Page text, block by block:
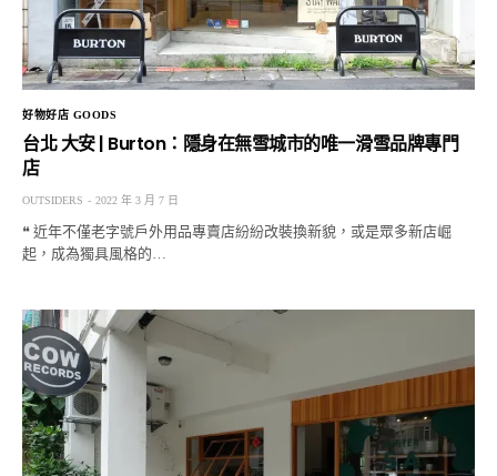
好物好店 GOODS
台北 大安 | Burton：隱身在無雪城市的唯一滑雪品牌專門
店
OUTSIDERS 2022 年 3 月 7 日
❝ 近年不僅老字號戶外用品專賣店紛紛改裝換新貌，或是眾多新店崛
起，成為獨具風格的…